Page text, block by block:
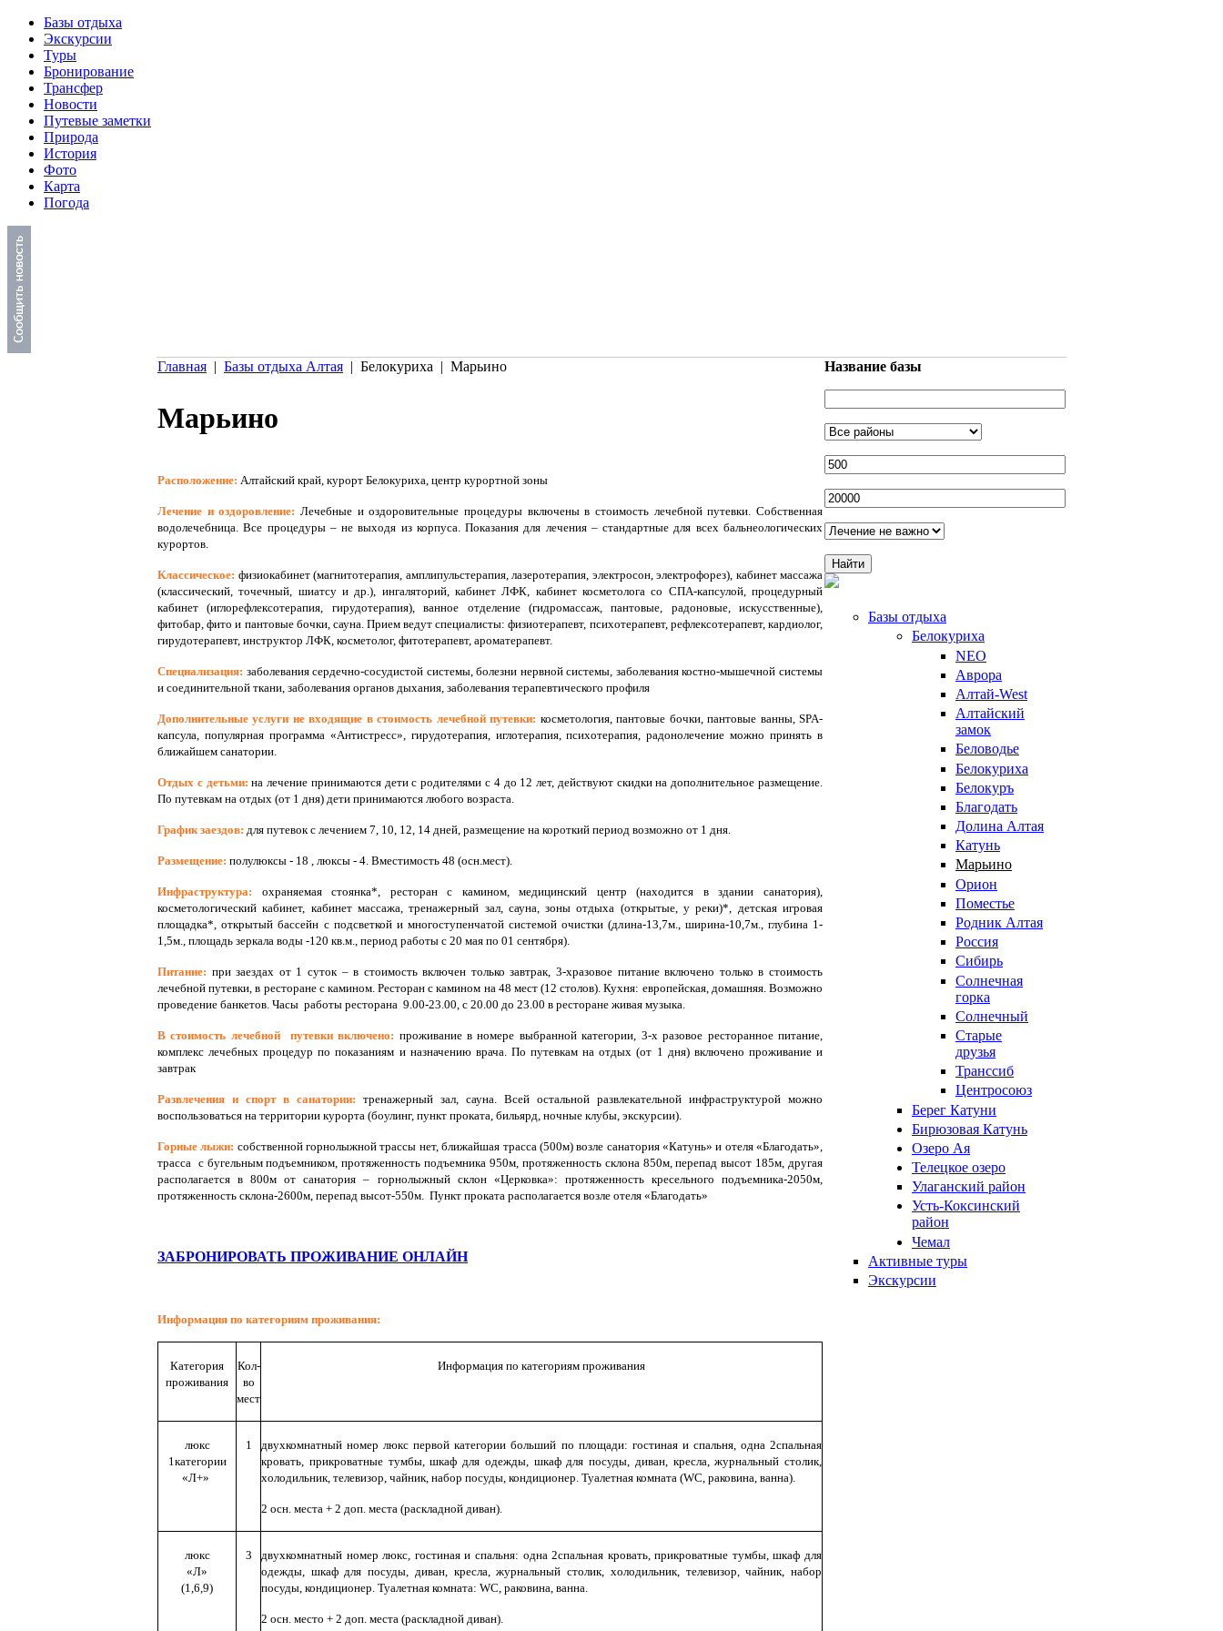
Перейти к основному содержанию
Базы отдыха
Экскурсии
Туры
Бронирование
Трансфер
Новости
Путевые заметки
Природа
История
Фото
Карта
Погода
Главная | Базы отдыха Алтая | Белокуриха | Марьино
Марьино
Расположение: Алтайский край, курорт Белокуриха, центр курортной зоны
Лечение и оздоровление: Лечебные и оздоровительные процедуры включены в стоимость лечебной путевки. Собственная
водолечебница. Все процедуры – не выходя из корпуса. Показания для лечения – стандартные для всех бальнеологических
курортов.
Классическое: физиокабинет (магнитотерапия, амплипульстерапия, лазеротерапия, электросон, электрофорез), кабинет массажа
(классический, точечный, шиатсу и др.), ингаляторий, кабинет ЛФК, кабинет косметолога со СПА-капсулой, процедурный
кабинет (иглорефлексотерапия, гирудотерапия), ванное отделение (гидромассаж, пантовые, радоновые, искусственные),
фитобар, фито и пантовые бочки, сауна. Прием ведут специалисты: физиотерапевт, психотерапевт, рефлексотерапевт, кардиолог,
гирудотерапевт, инструктор ЛФК, косметолог, фитотерапевт, ароматерапевт.
Специализация: заболевания сердечно-сосудистой системы, болезни нервной системы, заболевания костно-мышечной системы
и соединительной ткани, заболевания органов дыхания, заболевания терапевтического профиля
Дополнительные услуги не входящие в стоимость лечебной путевки: косметология, пантовые бочки, пантовые ванны, SPA-
капсула, популярная программа «Антистресс», гирудотерапия, иглотерапия, психотерапия, радонолечение можно принять в
ближайшем санатории.
Отдых с детьми:на лечение принимаются дети с родителями с 4 до 12 лет, действуют скидки на дополнительное размещение.
По путевкам на отдых (от 1 дня) дети принимаются любого возраста.
График заездов: для путевок с лечением 7, 10, 12, 14 дней, размещение на короткий период возможно от 1 дня.
Размещение: полулюксы - 18 , люксы - 4. Вместимость 48 (осн.мест).
Инфраструктура: охраняемая стоянка*, ресторан с камином, медицинский центр (находится в здании санатория),
косметологический кабинет, кабинет массажа, тренажерный зал, сауна, зоны отдыха (открытые, у реки)*, детская игровая
площадка*, открытый бассейн с подсветкой и многоступенчатой системой очистки (длина-13,7м., ширина-10,7м., глубина 1-
1,5м., площадь зеркала воды -120 кв.м., период работы с 20 мая по 01 сентября).
Питание: при заездах от 1 суток – в стоимость включен только завтрак, 3-хразовое питание включено только в стоимость
лечебной путевки, в ресторане с камином. Ресторан с камином на 48 мест (12 столов). Кухня: европейская, домашняя. Возможно
проведение банкетов. Часы работы ресторана 9.00-23.00, с 20.00 до 23.00 в ресторане живая музыка.
В стоимость лечебной путевки включено: проживание в номере выбранной категории, 3-х разовое ресторанное питание,
комплекс лечебных процедур по показаниям и назначению врача. По путевкам на отдых (от 1 дня) включено проживание и
завтрак
Развлечения и спорт в санатории: тренажерный зал, сауна. Всей остальной развлекательной инфраструктурой можно
воспользоваться на территории курорта (боулинг, пункт проката, бильярд, ночные клубы, экскурсии).
Горные лыжи: собственной горнолыжной трассы нет, ближайшая трасса (500м) возле санатория «Катунь» и отеля «Благодать»,
трасса с бугельным подъемником, протяженность подъемника 950м, протяженность склона 850м, перепад высот 185м, другая
располагается в 800м от санатория – горнолыжный склон «Церковка»: протяженность кресельного подъемника-2050м,
протяженность склона-2600м, перепад высот-550м. Пункт проката располагается возле отеля «Благодать»
ЗАБРОНИРОВАТЬ ПРОЖИВАНИЕ ОНЛАЙН
Информация по категориям проживания:
Категория
проживания
Кол-
во
мест
Информация по категориям проживания
люкс
1категории
«Л+»
1
двухкомнатный номер люкс первой категории больший по площади: гостиная и спальня, одна 2спальная
кровать, прикроватные тумбы, шкаф для одежды, шкаф для посуды, диван, кресла, журнальный столик,
холодильник, телевизор, чайник, набор посуды, кондиционер. Туалетная комната (WC, раковина, ванна).
2 осн. места + 2 доп. места (раскладной диван).
люкс
«Л»
(1,6,9)
3
двухкомнатный номер люкс, гостиная и спальня: одна 2спальная кровать, прикроватные тумбы, шкаф для
одежды, шкаф для посуды, диван, кресла, журнальный столик, холодильник, телевизор, чайник, набор
посуды, кондиционер. Туалетная комната: WC, раковина, ванна.
2 осн. место + 2 доп. места (раскладной диван).
Название базы
Базы отдыха
Белокуриха
NEO
Аврора
Алтай-West
Алтайский
замок
Беловодье
Белокуриха
Белокуръ
Благодать
Долина Алтая
Катунь
Марьино
Орион
Поместье
Родник Алтая
Россия
Сибирь
Солнечная
горка
Солнечный
Старые
друзья
Транссиб
Центросоюз
Берег Катуни
Бирюзовая Катунь
Озеро Ая
Телецкое озеро
Улаганский район
Усть-Коксинский
район
Чемал
Активные туры
Экскурсии